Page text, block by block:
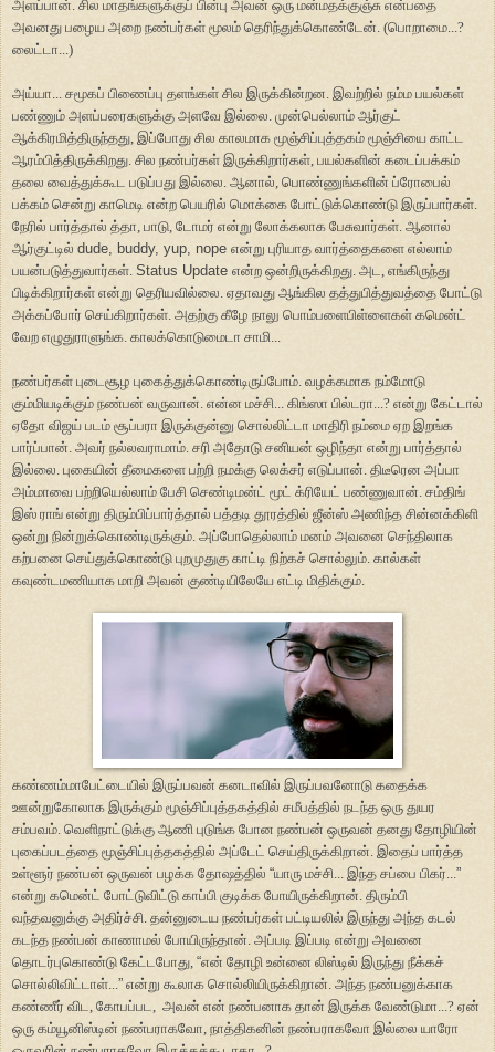
அளப்பான். சில மாதங்களுக்குப் பின்பு அவன் ஒரு மன்மதக்குஞ்சு என்பதை
அவனது பழைய அறை நண்பர்கள் மூலம் தெரிந்துக்கொண்டேன். (பொறாமை...?
லைட்டா...)
அய்யா... சமூகப் பிணைப்பு தளங்கள் சில இருக்கின்றன. இவற்றில் நம்ம பயல்கள்
பண்ணும் அளப்பரைகளுக்கு அளவே இல்லை. முன்பெல்லாம் ஆர்குட்
ஆக்கிரமித்திருந்தது, இப்போது சில காலமாக மூஞ்சிப்புத்தகம் மூஞ்சியை காட்ட
ஆரம்பித்திருக்கிறது. சில நண்பர்கள் இருக்கிறார்கள், பயல்களின் கடைப்பக்கம்
தலை வைத்துக்கூட படுப்பது இல்லை. ஆனால், பொண்ணுங்களின் ப்ரோபைல்
பக்கம் சென்று காமெடி என்ற பெயரில் மொக்கை போட்டுக்கொண்டு இருப்பார்கள்.
நேரில் பார்த்தால் த்தா, பாடு, டோமர் என்று லோக்கலாக பேசுவார்கள். ஆனால்
ஆர்குட்டில் dude, buddy, yup, nope என்று புரியாத வார்த்தைகளை எல்லாம்
பயன்படுத்துவார்கள். Status Update என்ற ஒன்றிருக்கிறது. அட, எங்கிருந்து
பிடிக்கிறார்கள் என்று தெரியவில்லை. ஏதாவது ஆங்கில தத்துபித்துவத்தை போட்டு
அக்கப்போர் செய்கிறார்கள். அதற்கு கீழே நாலு பொம்பளைபிள்ளைகள் கமென்ட்
வேற எழுதுராளுங்க. காலக்கொடுமைடா சாமி...
நண்பர்கள் புடைசூழ புகைத்துக்கொண்டிருப்போம். வழக்கமாக நம்மோடு
கும்மியடிக்கும் நண்பன் வருவான். என்ன மச்சி... கிங்ஸா பில்டரா...? என்று கேட்டால்
ஏதோ விஜய் படம் சூப்பரா இருக்குன்னு சொல்லிட்டா மாதிரி நம்மை ஏற இறங்க
பார்ப்பான். அவர் நல்லவராமாம். சரி அதோடு சனியன் ஒழிந்தா என்று பார்த்தால்
இல்லை. புகையின் தீமைகளை பற்றி நமக்கு லெக்சர் எடுப்பான். திடீரென அப்பா
அம்மாவை பற்றியெல்லாம் பேசி செண்டிமன்ட் மூட் க்ரியேட் பண்ணுவான். சம்திங்
இஸ் ராங் என்று திரும்பிப்பார்த்தால் பத்தடி தூரத்தில் ஜீன்ஸ் அணிந்த சின்னக்கிளி
ஒன்று நின்றுக்கொண்டிருக்கும். அப்போதெல்லாம் மனம் அவனை செந்திலாக
கற்பனை செய்துக்கொண்டு புறமுதுகு காட்டி நிற்கச் சொல்லும். கால்கள்
கவுண்டமணியாக மாறி அவன் குண்டியிலேயே எட்டி மிதிக்கும்.
கண்ணம்மாபேட்டையில் இருப்பவன் கனடாவில் இருப்பவனோடு கதைக்க
ஊன்றுகோலாக இருக்கும் மூஞ்சிப்புத்தகத்தில் சமீபத்தில் நடந்த ஒரு துயர
சம்பவம். வெளிநாட்டுக்கு ஆணி புடுங்க போன நண்பன் ஒருவன் தனது தோழியின்
புகைப்படத்தை மூஞ்சிப்புத்தகத்தில் அப்டேட் செய்திருக்கிறான். இதைப் பார்த்த
உள்ளூர் நண்பன் ஒருவன் பழக்க தோஷத்தில் “யாரு மச்சி... இந்த சப்பை பிகர்... ”
என்று கமென்ட் போட்டுவிட்டு காப்பி குடிக்க போயிருக்கிறான். திரும்பி
வந்தவனுக்கு அதிர்ச்சி. தன்னுடைய நண்பர்கள் பட்டியலில் இருந்து அந்த கடல்
கடந்த நண்பன் காணாமல் போயிருந்தான். அப்படி இப்படி என்று அவனை
தொடர்புகொண்டு கேட்டபோது, “என் தோழி உன்னை லிஸ்டில் இருந்து நீக்கச்
சொல்லிவிட்டாள்... ” என்று கூலாக சொல்லியிருக்கிறான். அந்த நண்பனுக்காக
கண்ணீர் விட, கோபப்பட, அவன் என் நண்பனாக தான் இருக்க வேண்டுமா...? ஏன்
ஒரு கம்யூனிஸ்டின் நண்பராகவோ, நாத்திகனின் நண்பராகவோ இல்லை யாரோ